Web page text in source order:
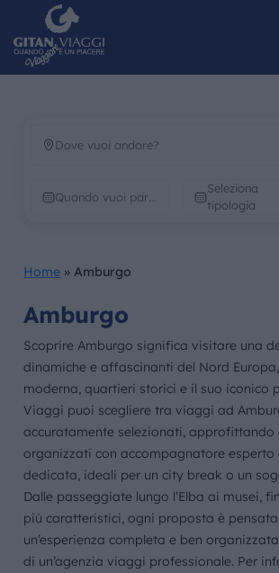
Seleziona
tipologia
CHI SIAMO
IL MONDO GITAN
CONTATTI
Home » Amburgo
Amburgo
Scoprire Amburgo significa visitare una
dinamiche e affascinanti del Nord
moderna, quartieri storici e il suo iconico
Viaggi puoi scegliere tra viaggi ad
accuratamente selezionati,
organizzati con accompagnatore esperto
dedicata, ideali per un city break o un
Dalle passeggiate lungo l’Elba ai musei,
più caratteristici, ogni proposta è
un’esperienza completa e ben
di un’agenzia viaggi professionale. Per